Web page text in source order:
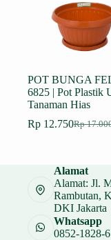
POT BUNGA
6825 | Pot Plastik
Tanaman Hias
Rp
Harga
Rp
Rp 12.750Harga
adalah:
Rp
Alamat
Alamat: Jl.
Rambutan,
DKI Jakarta
Whatsapp
0852-1828-